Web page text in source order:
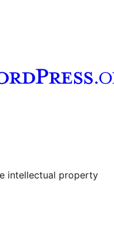
account
intellectual property